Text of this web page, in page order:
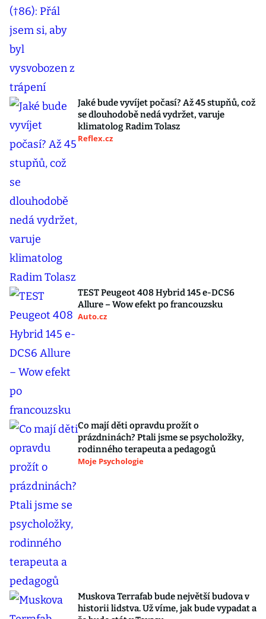
Jaké bude vyvíjet počasí? Až 45 stupňů, což
se dlouhodobě nedá vydržet, varuje
klimatolog Radim Tolasz
Reflex.cz
TEST Peugeot 408 Hybrid 145 e-DCS6
Allure – Wow efekt po francouzsku
Auto.cz
Co mají děti opravdu prožít o
prázdninách? Ptali jsme se psycholožky,
rodinného terapeuta a pedagogů
Moje Psychologie
Muskova Terrafab bude největší budova v
historii lidstva. Už víme, jak bude vypadat a